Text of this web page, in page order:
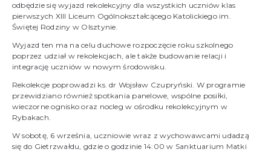
odbędzie się wyjazd rekolekcyjny dla wszystkich uczniów klas
pierwszych XIII Liceum Ogólnokształcącego Katolickiego im.
Świętej Rodziny w Olsztynie.
Wyjazd ten ma na celu duchowe rozpoczęcie roku szkolnego
poprzez udział w rekolekcjach, ale także budowanie relacji i
integrację uczniów w nowym środowisku.
Rekolekcje poprowadzi ks. dr Wojsław Czupryński. W programie
przewidziano również spotkania panelowe, wspólne posiłki,
wieczorne ognisko oraz nocleg w ośrodku rekolekcyjnym w
Rybakach.
W sobotę, 6 września, uczniowie wraz z wychowawcami udadzą
się do Gietrzwałdu, gdzie o godzinie 14:00 w Sanktuarium Matki